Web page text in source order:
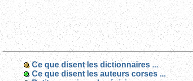
Ce que disent les dictionnaires ...
Ce que disent les auteurs corses ...